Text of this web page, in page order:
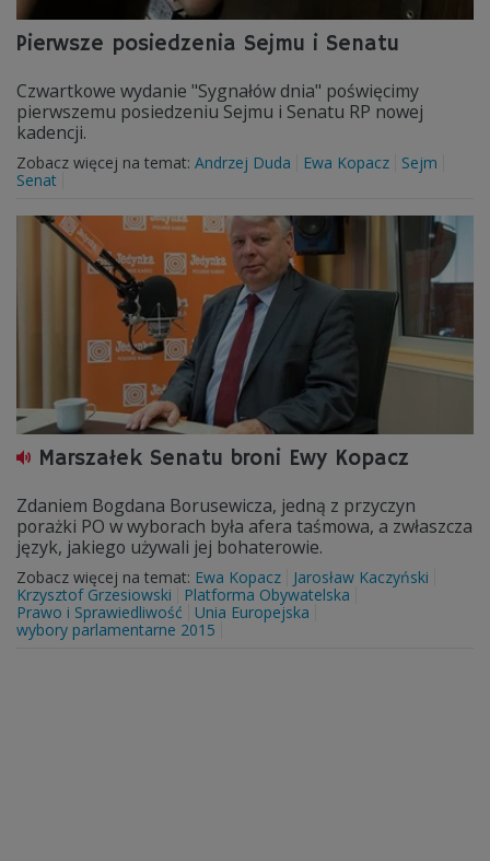
Pierwsze posiedzenia Sejmu i Senatu
Czwartkowe wydanie "Sygnałów dnia" poświęcimy
pierwszemu posiedzeniu Sejmu i Senatu RP nowej
kadencji.
Zobacz więcej na temat: Andrzej Duda Ewa Kopacz
Sejm
Senat
Marszałek Senatu broni Ewy Kopacz
Zdaniem Bogdana Borusewicza, jedną z przyczyn
porażki PO w wyborach była afera taśmowa, a zwłaszcza
język, jakiego używali jej bohaterowie.
Zobacz więcej na temat: Ewa Kopacz
Jarosław Kaczyński
Krzysztof Grzesiowski
Platforma Obywatelska
Prawo i Sprawiedliwość
Unia Europejska
wybory parlamentarne 2015